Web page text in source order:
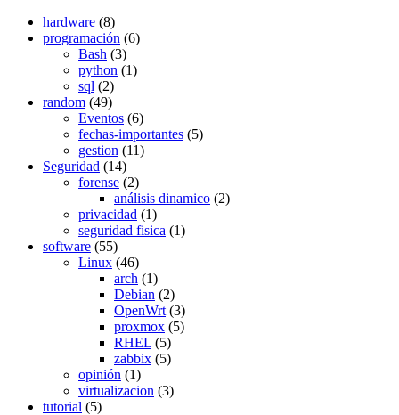
hardware (8)
programación (6)
Bash (3)
python (1)
sql (2)
random (49)
Eventos (6)
fechas-importantes (5)
gestion (11)
Seguridad (14)
forense (2)
análisis dinamico (2)
privacidad (1)
seguridad fisica (1)
software (55)
Linux (46)
arch (1)
Debian (2)
OpenWrt (3)
proxmox (5)
RHEL (5)
zabbix (5)
opinión (1)
virtualizacion (3)
tutorial (5)